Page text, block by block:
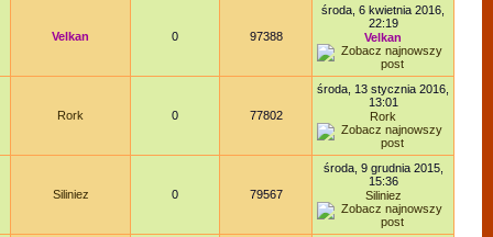
Velkan 0 97388
środa, 6 kwietnia 2016,
22:19
Velkan
Rork 0 77802
środa, 13 stycznia 2016,
13:01
Rork
Siliniez 0 79567
środa, 9 grudnia 2015,
15:36
Siliniez